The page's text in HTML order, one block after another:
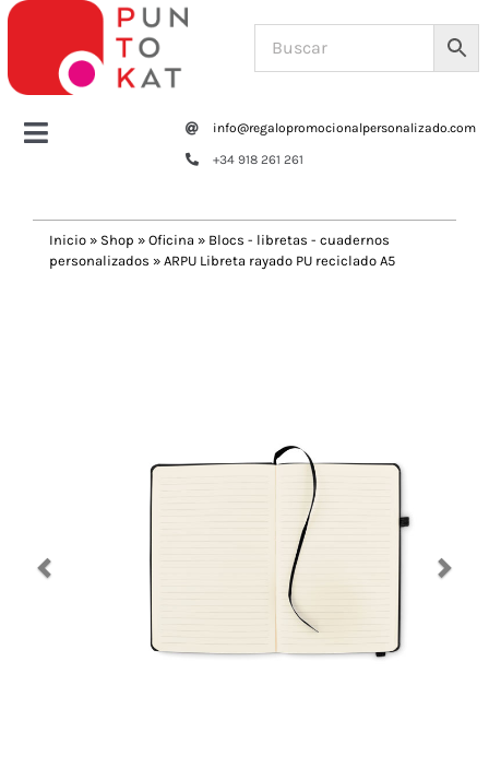
Saltar
contenido
Toggle
Tazas y botellas
Navidad 🎄 Invierno
info@regalopromocionalpersonalizado.com
+34 918 261 261
Inicio » Shop » Oficina » Blocs - libretas - cuadernos
personalizados » ARPU Libreta rayado PU reciclado A5